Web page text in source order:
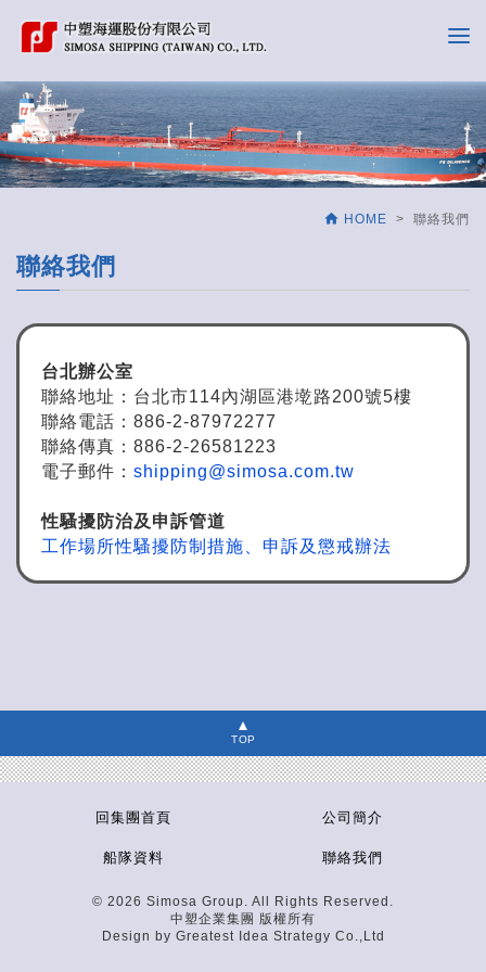
 HOME > 聯絡我們
聯絡我們
台北辦公室
聯絡地址：台北市114內湖區港墘路200號5樓
聯絡電話：886-2-87972277
聯絡傳真：886-2-26581223
電子郵件： shipping@simosa.com.tw
性騷擾防治及申訴管道
工作場所性騷擾防制措施、申訴及懲戒辦法
TOP
回集團首頁 公司簡介
船隊資料 聯絡我們
© 2026 Simosa Group. All Rights Reserved.
中塑企業集團 版權所有
Design by Greatest Idea Strategy Co.,Ltd